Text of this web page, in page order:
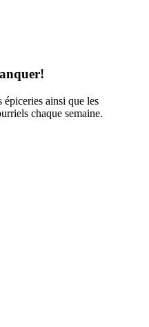
épiceries ainsi que les
chaque semaine.